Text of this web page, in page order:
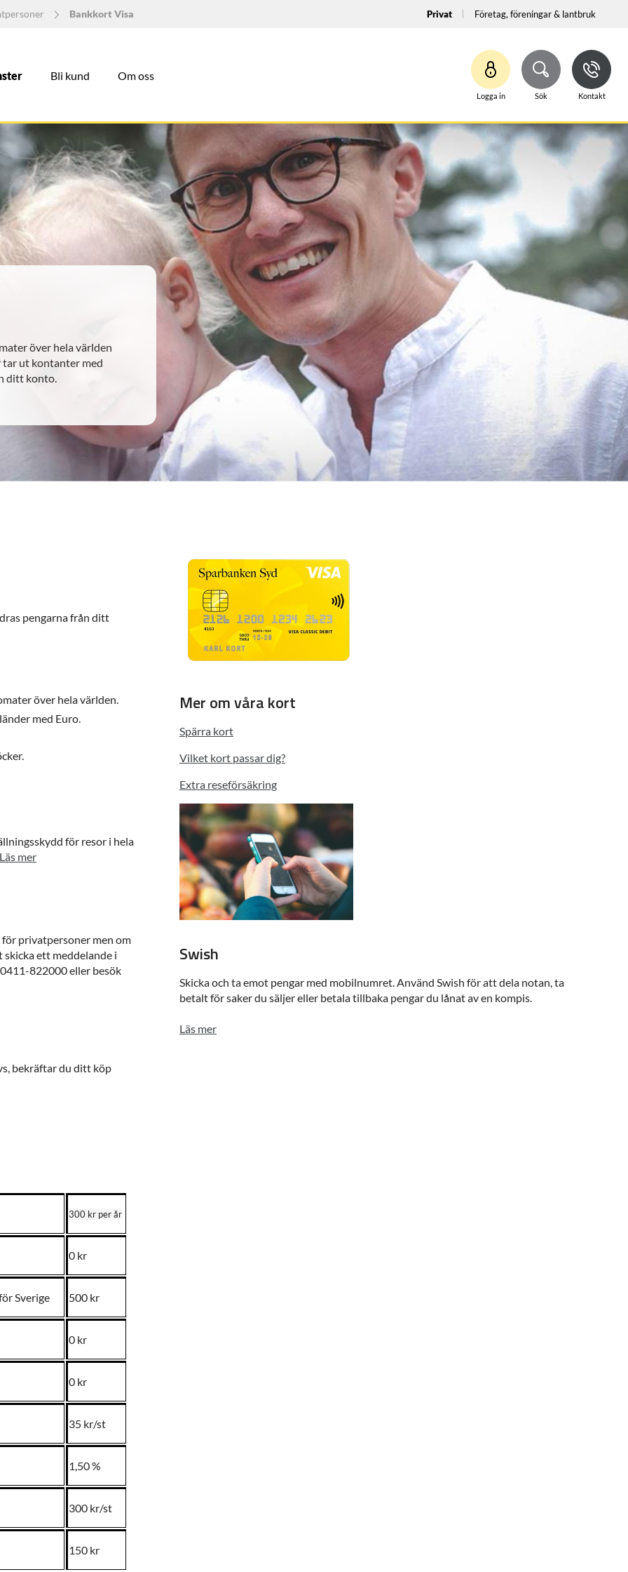
Bankkort Visa Privat Företag, föreningar & lantbruk
Bli kund Om oss
Logga in Sök Kontakt
över hela världen
ut kontanter med
ditt konto.
pengarna från ditt
över hela världen.
med Euro.
för resor i hela
Läs mer
privatpersoner men om
ett meddelande i
822000 eller besök
bekräftar du ditt köp
300 kr per år
0 kr
Sverige 500 kr
0 kr
0 kr
35 kr/st
1,50 %
300 kr/st
150 kr
Mer om våra kort
Spärra kort
Vilket kort passar dig?
Extra reseförsäkring
Swish
Skicka och ta emot pengar med mobilnumret. Använd Swish för att dela notan, ta
betalt för saker du säljer eller betala tillbaka pengar du lånat av en kompis.
Läs mer